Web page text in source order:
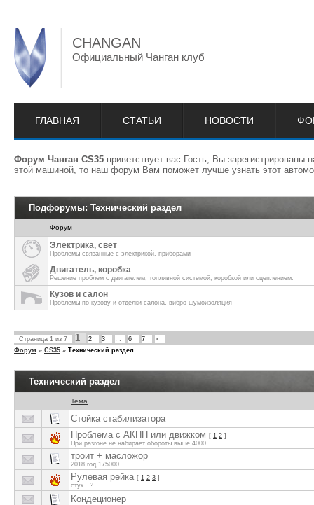
CHANGAN
Официальный Чанган клуб
ГЛАВНАЯ СТАТЬИ НОВОСТИ
Форум Чанган CS35 приветствует вас Гость, Вы
этой машиной, то наш форум Вам поможет лучше узнать этот
Подфорумы: Технический раздел
Форум
Электрика, свет
Проблемы связанные с электрикой, приборами
Двигатель, коробка
Решение проблем с двигателем, топливной системой, коробкой или сцеплением.
Кузов и салон
Проблемы по кузову и отделки салона, вибро-шумоизоляция
Страница 1 из 7 1 2 3 … 6 7
»
Форум » CS35 » Технический раздел
Технический раздел
Тема
Стойка стабилизатора
Проблема с АКПП или движком [ 1 2 ]
При разгоне не набирает обороты выше 4000
троит + масложор
2018 год 175000
Рулевая рейка [ 1 2 3 ]
стук...?
Кондеционер